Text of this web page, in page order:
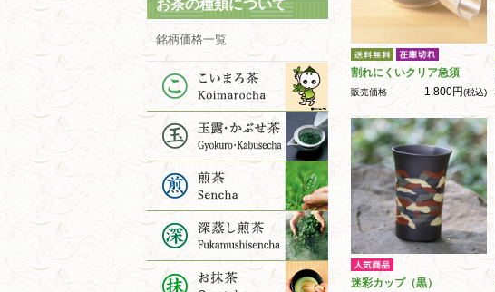
お茶の種類について
銘柄価格一覧
割れにくいクリア急須
販売価格 1,800円(税込)
迷彩カップ（黒）